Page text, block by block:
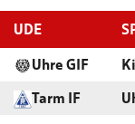
UDE
Uhre GIF
Tarm IF